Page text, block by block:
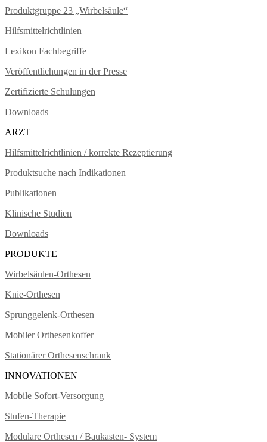
Produktgruppe 23 „Wirbelsäule“
Hilfsmittelrichtlinien
Lexikon Fachbegriffe
Veröffentlichungen in der Presse
Zertifizierte Schulungen
Downloads
ARZT
Hilfsmittelrichtlinien / korrekte Rezeptierung
Produktsuche nach Indikationen
Publikationen
Klinische Studien
Downloads
PRODUKTE
Wirbelsäulen-Orthesen
Knie-Orthesen
Sprunggelenk-Orthesen
Mobiler Orthesenkoffer
Stationärer Orthesenschrank
INNOVATIONEN
Mobile Sofort-Versorgung
Stufen-Therapie
Modulare Orthesen / Baukasten- System